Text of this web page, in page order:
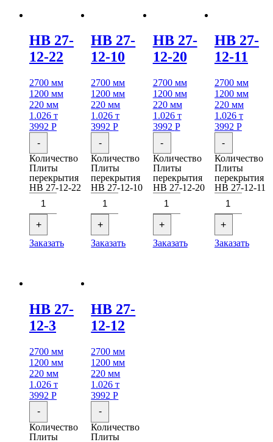
НВ 27-
12-22
2700 мм
1200 мм
220 мм
1.026 т
3992 Р
-
Количество
Плиты
перекрытия
НВ 27-12-22
+
Заказать
НВ 27-
12-10
2700 мм
1200 мм
220 мм
1.026 т
3992Р
-
Количество
Плиты
перекрытия
НВ 27-12-10
+
Заказать
НВ 27-
12-20
2700 мм
1200 мм
220 мм
1.026 т
3992 Р
-
Количество
Плиты
перекрытия
НВ 27-12-20
+
Заказать
НВ 27-
12-11
2700 мм
1200 мм
220 мм
1.026 т
3992 Р
-
Количество
Плиты
перекрытия
НВ 27-12-11
+
Заказать
НВ 27-
12-3
2700 мм
1200 мм
220 мм
1.026 т
3992 Р
-
Количество
Плиты
НВ 27-
12-12
2700 мм
1200 мм
220 мм
1.026 т
3992Р
-
Количество
Плиты